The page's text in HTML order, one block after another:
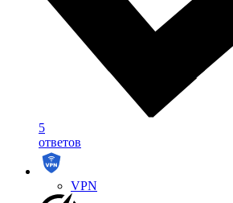
5
ответов
VPN